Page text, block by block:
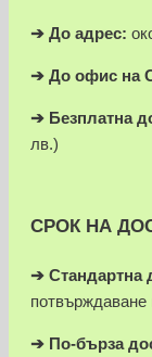
➔ До адрес:
➔ До офис на
➔ Безплатна
лв.)
СРОК НА
➔ Стандартна
потвърждаване
➔ По-бърза